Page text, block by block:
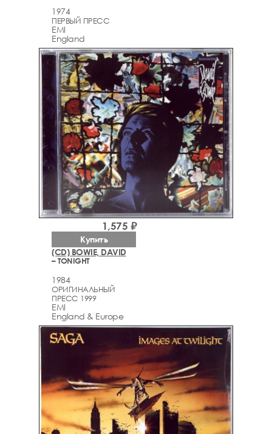
1974
ПЕРВЫЙ ПРЕСС
EMI
England
(CD) BOWIE, DAVID
– TONIGHT
1984
ОРИГИНАЛЬНЫЙ
ПРЕСС 1999
EMI
England & Europe
1,575 ₽
Купить